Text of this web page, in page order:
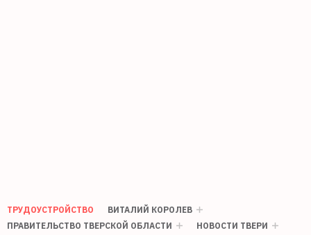
ТРУДОУСТРОЙСТВО
ВИТАЛИЙ КОРОЛЕВ
ПРАВИТЕЛЬСТВО ТВЕРСКОЙ ОБЛАСТИ
НОВОСТИ ТВЕРИ